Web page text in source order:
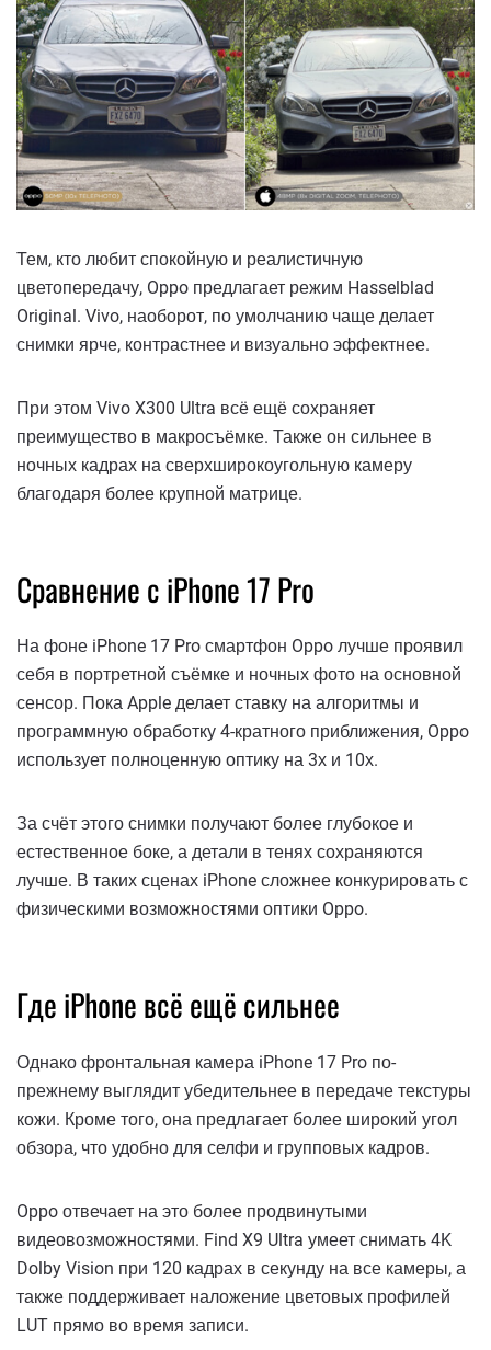
Тем, кто любит спокойную и реалистичную
цветопередачу, Oppo предлагает режим Hasselblad
Original. Vivo, наоборот, по умолчанию чаще делает
снимки ярче, контрастнее и визуально эффектнее.
При этом Vivo X300 Ultra всё ещё сохраняет
преимущество в макросъёмке. Также он сильнее в
ночных кадрах на сверхширокоугольную камеру
благодаря более крупной матрице.
Сравнение с iPhone 17 Pro
На фоне iPhone 17 Pro смартфон Oppo лучше проявил
себя в портретной съёмке и ночных фото на основной
сенсор. Пока Apple делает ставку на алгоритмы и
программную обработку 4-кратного приближения, Oppo
использует полноценную оптику на 3х и 10х.
За счёт этого снимки получают более глубокое и
естественное боке, а детали в тенях сохраняются
лучше. В таких сценах iPhone сложнее конкурировать с
физическими возможностями оптики Oppo.
Где iPhone всё ещё сильнее
Однако фронтальная камера iPhone 17 Pro по-
прежнему выглядит убедительнее в передаче текстуры
кожи. Кроме того, она предлагает более широкий угол
обзора, что удобно для селфи и групповых кадров.
Oppo отвечает на это более продвинутыми
видеовозможностями. Find X9 Ultra умеет снимать 4K
Dolby Vision при 120 кадрах в секунду на все камеры, а
также поддерживает наложение цветовых профилей
LUT прямо во время записи.